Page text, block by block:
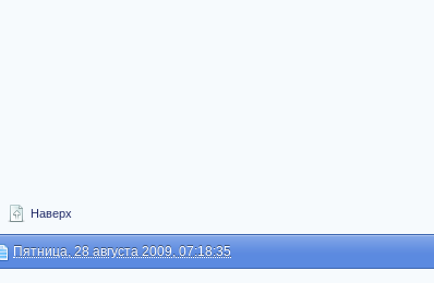
Наверх
Пятница, 28 августа 2009, 07:18:35